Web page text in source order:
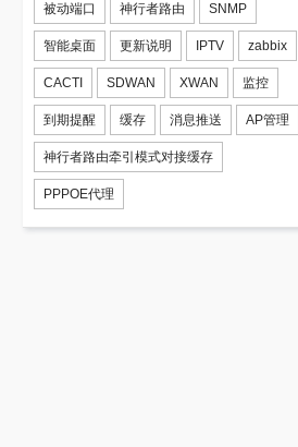
被动端口 神行者路由 SNMP
智能桌面 更新说明 IPTV zabbix
CACTI SDWAN XWAN 监控
到期提醒 缓存 消息推送 AP管理
神行者路由牵引模式对接缓存
PPPOE代理